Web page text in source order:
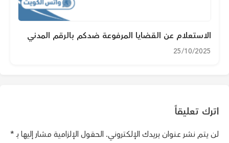
الاستعلام عن القضايا المرفوعة ضدكم بالرقم المدني
25/10/2025
اترك تعليقاً
لن يتم نشر عنوان بريدك الإلكتروني. الحقول الإلزامية مشار إليها بـ*